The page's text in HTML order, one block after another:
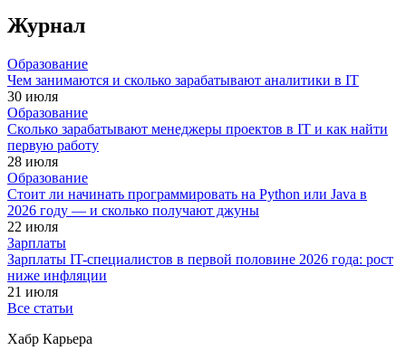
Журнал
Образование
Чем занимаются и сколько зарабатывают аналитики в IT
30 июля
Образование
Сколько зарабатывают менеджеры проектов в IT и как найти
первую работу
28 июля
Образование
Стоит ли начинать программировать на Python или Java в
2026 году — и сколько получают джуны
22 июля
Зарплаты
Зарплаты IT-специалистов в первой половине 2026 года: рост
ниже инфляции
21 июля
Все статьи
Хабр Карьера